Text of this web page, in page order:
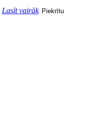
Lasīt vairāk Piekrītu